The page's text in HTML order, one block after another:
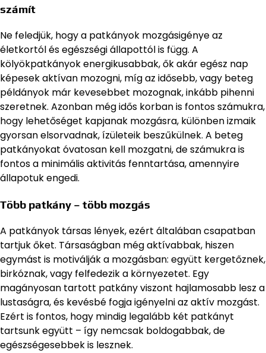
számít
Ne feledjük, hogy a patkányok mozgásigénye az
életkortól és egészségi állapottól is függ. A
kölyökpatkányok energikusabbak, ők akár egész nap
képesek aktívan mozogni, míg az idősebb, vagy beteg
példányok már kevesebbet mozognak, inkább pihenni
szeretnek. Azonban még idős korban is fontos számukra,
hogy lehetőséget kapjanak mozgásra, különben izmaik
gyorsan elsorvadnak, ízületeik beszűkülnek. A beteg
patkányokat óvatosan kell mozgatni, de számukra is
fontos a minimális aktivitás fenntartása, amennyire
állapotuk engedi.
Több patkány – több mozgás
A patkányok társas lények, ezért általában csapatban
tartjuk őket. Társaságban még aktívabbak, hiszen
egymást is motiválják a mozgásban: együtt kergetőznek,
birkóznak, vagy felfedezik a környezetet. Egy
magányosan tartott patkány viszont hajlamosabb lesz a
lustaságra, és kevésbé fogja igényelni az aktív mozgást.
Ezért is fontos, hogy mindig legalább két patkányt
tartsunk együtt – így nemcsak boldogabbak, de
egészségesebbek is lesznek.